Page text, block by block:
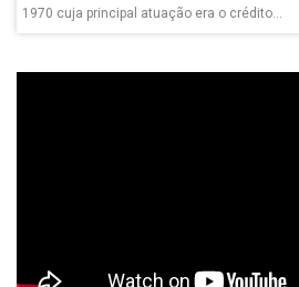
1970 cuja principal atuação era o crédito...